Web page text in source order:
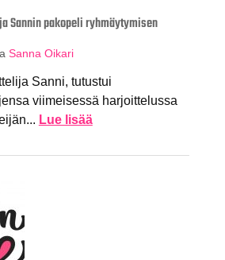
Sannin pakopeli ryhmäytymisen
Sanna Oikari
Sanni, tutustui
viimeisessä harjoittelussa
Lue lisää